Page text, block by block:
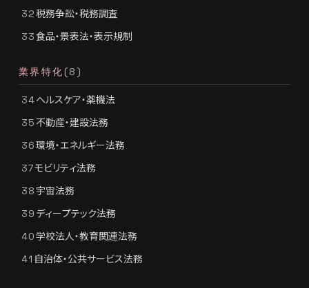
32税務争訟・税務調査
33食品・景表法・表示規制
業界特化 (8)
34ヘルスケア・薬機法
35不動産・建設法務
36環境・エネルギー法務
37モビリティ法務
38 宇宙法務
39 ディープテック法務
40学校法人・教育関連法務
41 自治体・公共サービス法務